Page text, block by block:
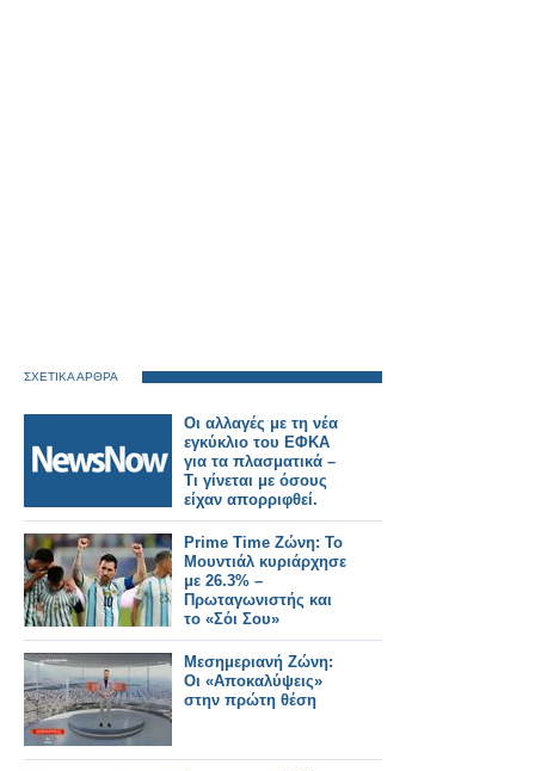
ΣΧΕΤΙΚΑ ΑΡΘΡΑ
Οι αλλαγές με τη νέα
εγκύκλιο του ΕΦΚΑ
για τα πλασματικά –
Τι γίνεται με όσους
είχαν απορριφθεί.
Prime Time Ζώνη: Το
Μουντιάλ κυριάρχησε
με 26.3% –
Πρωταγωνιστής και
το «Σόι Σου»
Μεσημεριανή Ζώνη:
Οι «Αποκαλύψεις»
στην πρώτη θέση